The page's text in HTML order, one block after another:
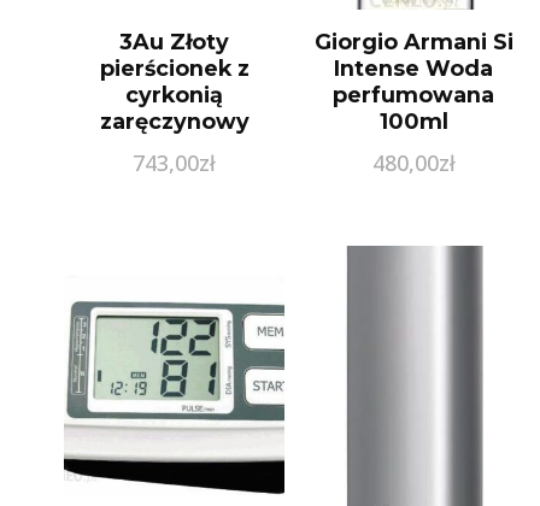
3Au Złoty
pierścionek z
cyrkonią
zaręczynowy
(17)
743,00zł
Giorgio Armani Si
Intense Woda
perfumowana
100ml
480,00zł